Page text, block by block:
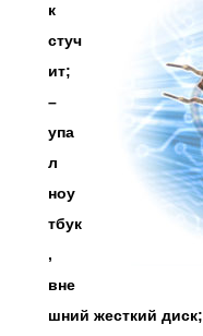
к
стуч
ит;
–
упа
л
ноу
тбук
,
вне
шний жесткий диск;